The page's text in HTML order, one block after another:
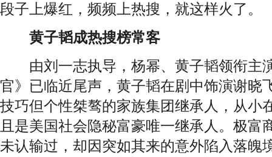
段子上爆红，频频上热搜，就这样火了。
黄子韬成热搜榜常客
由刘一志执导，杨幂、黄子韬领衔主
官》已临近尾声，黄子韬在剧中饰演谢晓
技巧但个性桀骜的家族集团继承人，从小
且是美国社会隐秘富豪唯一继承人。极富
未认输过，却因突如其来的意外陷入落魄